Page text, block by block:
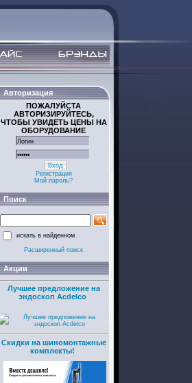
Авторизация
ПОЖАЛУЙСТА
АВТОРИЗИРУЙТЕСЬ,
ЧТОБЫ УВИДЕТЬ ЦЕНЫ НА
ОБОРУДОВАНИЕ
Вход
Регистрация
Мой пароль?
Поиск
искать в найденном
Расширенный поиск
Акции
Лучшее предложение на
эндоскоп Acdelco
Скидки на шиномонтажные
комплекты!